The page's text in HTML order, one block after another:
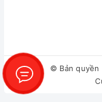
© Bản quyền